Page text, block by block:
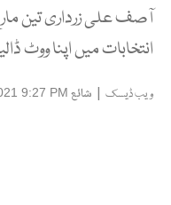
آصف علی زرداری تین
انتخابات میں اپنا ووٹ
ویب ڈیسک | شائع 9:27 PM